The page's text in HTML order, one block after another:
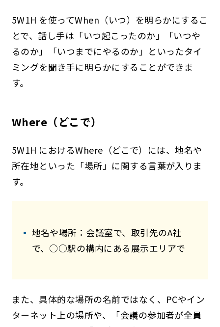
5W1H を使ってWhen（いつ）を明らかにするこ
とで、話し手は「いつ起こったのか」「いつや
るのか」「いつまでにやるのか」といったタイ
ミングを聞き手に明らかにすることができま
す。
Where（どこで）
5W1H におけるWhere（どこで）には、地名や
所在地といった「場所」に関する言葉が入りま
す。
地名や場所：会議室で、取引先のA社
で、○○駅の構内にある展示エリアで
また、具体的な場所の名前ではなく、PCやイン
ターネット上の場所や、「会議の参加者が全員